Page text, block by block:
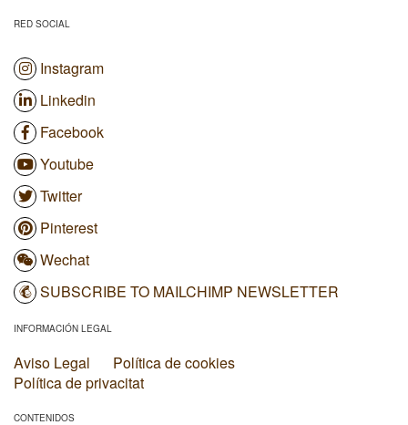
RED SOCIAL
Instagram
Linkedin
Facebook
Youtube
Twitter
Pinterest
Wechat
SUBSCRIBE TO MAILCHIMP NEWSLETTER
INFORMACIÓN LEGAL
Aviso Legal
Política de cookies
Política de privacitat
CONTENIDOS